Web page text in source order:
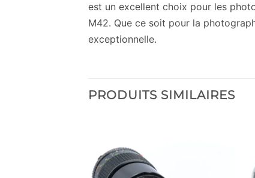
est un excellent choix pour les
M42. Que ce soit pour la
exceptionnelle.
PRODUITS SIMILAIRES